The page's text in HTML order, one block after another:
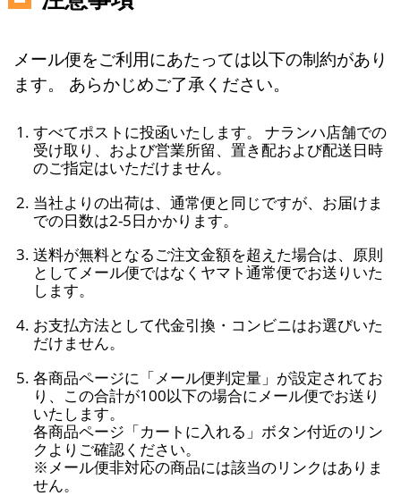
メール便をご利用にあたっては以下の制約があり
ます。 あらかじめご了承ください。
すべてポストに投函いたします。 ナランハ店舗での
受け取り、および営業所留、置き配および配送日時
のご指定はいただけません。
当社よりの出荷は、通常便と同じですが、お届けま
での日数は2-5日かかります。
送料が無料となるご注文金額を超えた場合は、原則
としてメール便ではなくヤマト通常便でお送りいた
します。
お支払方法として代金引換・コンビニはお選びいた
だけません。
各商品ページに「メール便判定量」が設定されてお
り、この合計が100以下の場合にメール便でお送り
いたします。
各商品ページ「カートに入れる」ボタン付近のリン
クよりご確認ください。
※メール便非対応の商品には該当のリンクはありま
せん。